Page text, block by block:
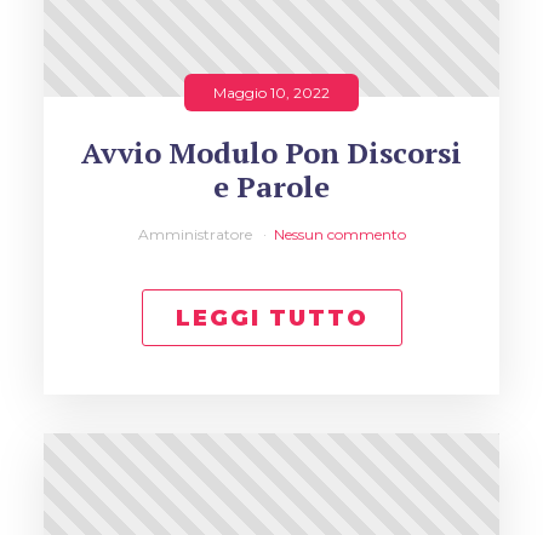
Maggio 10, 2022
Avvio Modulo Pon Discorsi
e Parole
Amministratore Nessun commento
LEGGI TUTTO